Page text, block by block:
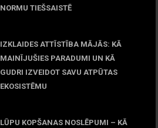
NORMU TIEŠSAISTĒ
IZKLAIDES ATTĪSTĪBA MĀJĀS: KĀ
MAINĪJUŠIES PARADUMI UN KĀ
GUDRI IZVEIDOT SAVU ATPŪTAS
EKOSISTĒMU
LŪPU KOPŠANAS NOSLĒPUMI – KĀ